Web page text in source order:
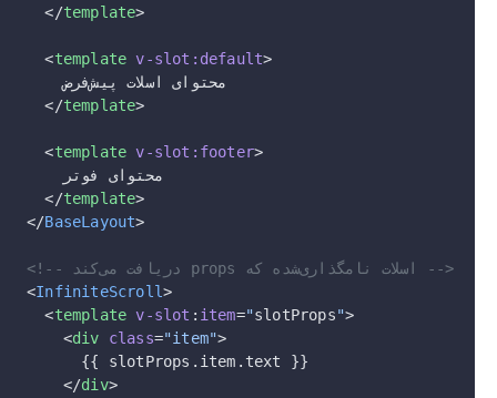
  </
template>
  <
template v-slot:default>
    محتوای اسلات پیش‌فرض
  </
template>
  <
template v-slot:footer>
    محتوای فوتر
  </
template>
</BaseLayout>
<!-- دریافت می‌کند props اسلات نامگذاری‌شده که -->
<InfiniteScroll>
  <
template v-slot : item="slotProps">
    <
div class="item">
      {{ slotProps.item.text }}
    </
div>